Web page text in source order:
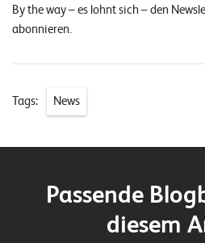
By the way – es lohnt sich – den
abonnieren.
Tags: News
Passende
diesem